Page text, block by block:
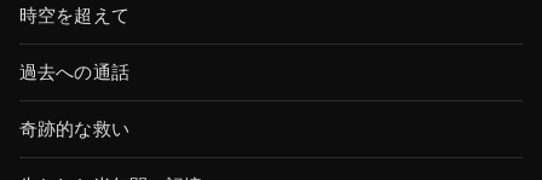
時空を超えて
過去への通話
奇跡的な救い